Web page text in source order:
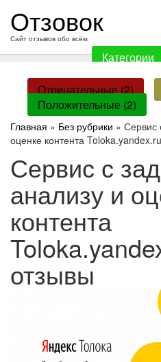
содержанию
Отзовок
Сайт отзывов обо всём
Категории
Отрицательные (2)
Положительные (2)
Главная » Без рубрики » Сервис
оценке контента
Сервис с
анализу и
контента
отзывы